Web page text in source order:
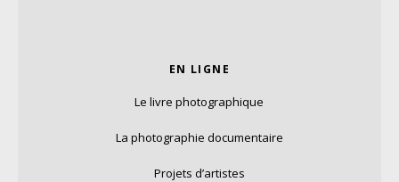
EN LIGNE
Le livre photographique
La photographie documentaire
Projets d’artistes